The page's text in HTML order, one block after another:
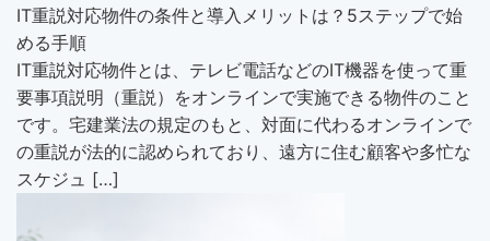
IT重説対応物件の条件と導入メリットは？5ステップで始
める手順
IT重説対応物件とは、テレビ電話などのIT機器を使って重
要事項説明（重説）をオンラインで実施できる物件のこと
です。宅建業法の規定のもと、対面に代わるオンラインで
の重説が法的に認められており、遠方に住む顧客や多忙な
スケジュ […]